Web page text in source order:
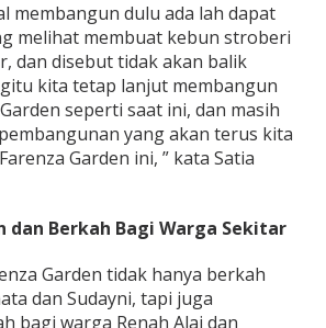
membangun dulu ada lah dapat
melihat membuat kebun stroberi
dan disebut tidak akan balik
kita tetap lanjut membangun
seperti saat ini, dan masih
yang akan terus kita
Garden ini, ” kata Satia
dan Berkah Bagi Warga Sekitar
Garden tidak hanya berkah
dan Sudayni, tapi juga
bagi warga Renah Alai dan